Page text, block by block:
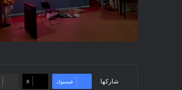
شاركها فيسبوك ‫X